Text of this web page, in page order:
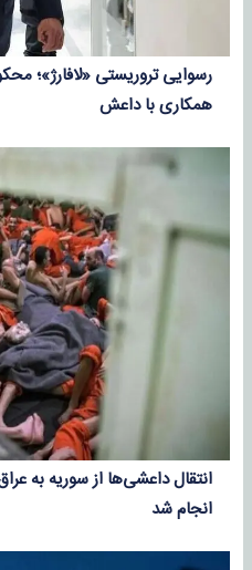
رسوایی تروریستی «لافارژ»؛
همکاری با داعش
انتقال داعشی‌ها از سوریه به
انجام شد